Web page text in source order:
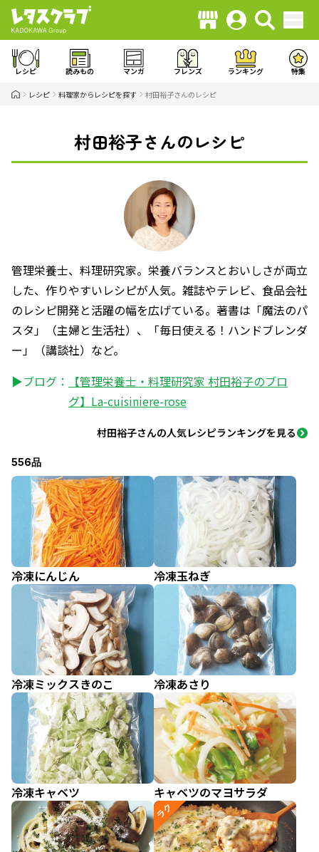
レシピ 読みもの マンガ フレンズ ランキング 特集
レシピ 料理家からレシピを探す 村田裕子さんのレシピ
村田裕子さんのレシピ
管理栄養士、料理研究家。栄養バランスとおいしさが両立
した、作りやすいレシピが人気。雑誌やテレビ、食品会社
のレシピ開発と活躍の幅を広げている。著書は「魔法のパ
スタ」（主婦と生活社）、「毎日使える！ハンドブレンダ
ー」（講談社）など。
▶ブログ：
【管理栄養士・料理研究家 村田裕子のブロ
グ】La-cuisiniere-rose
村田裕子さんの人気レシピランキングを見る
556品
冷凍にんじん 冷凍玉ねぎ
冷凍ミックスきのこ 冷凍あさり
冷凍キャベツ キャベツのマヨサラダ
ラク